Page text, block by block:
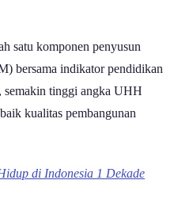
satu komponen penyusun
bersama indikator pendidikan
semakin tinggi angka UHH
kualitas pembangunan
di Indonesia 1 Dekade